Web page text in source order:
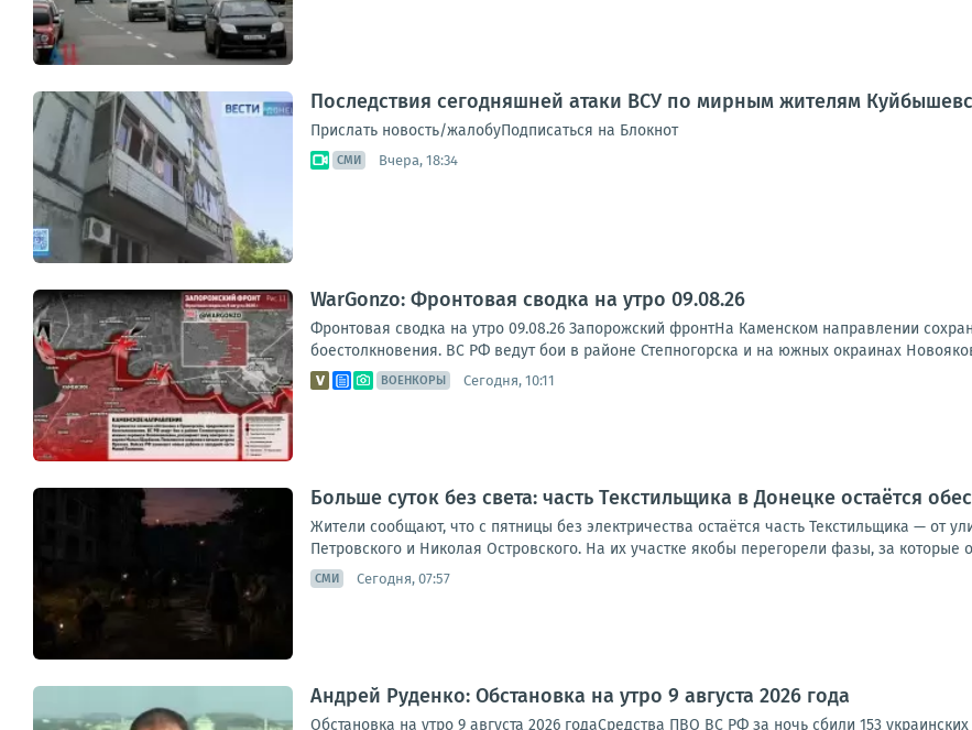
Последствия сегодняшней атаки ВСУ по мирным жителям
Прислать новость/жалобуПодписаться на Блокнот
СМИ Вчера, 18:34
WarGonzo: Фронтовая сводка на утро 09.08.26
Фронтовая сводка на утро 09.08.26 Запорожский фронтНа Каменском направлении
боестолкновения. ВС РФ ведут бои в районе Степногорска и на южных окраинах
ВОЕНКОРЫ Сегодня, 10:11
Больше суток без света: часть Текстильщика в Донецке остаётся
Жители сообщают, что с пятницы без электричества остаётся часть Текстильщика — от
Петровского и Николая Островского. На их участке якобы перегорели фазы, за которые
СМИ Сегодня, 07:57
Андрей Руденко: Обстановка на утро 9 августа 2026 года
Обстановка на утро 9 августа 2026 годаСредства ПВО ВС РФ за ночь сбили 153